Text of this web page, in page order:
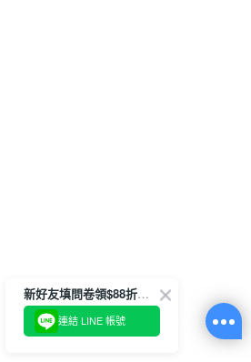
新好友填問卷領$88折扣金
連結 LINE 帳號